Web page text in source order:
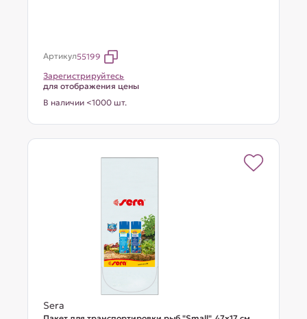
Артикул55199
Зарегистрируйтесь
для отображения цены
В наличии <1000 шт.
Sera